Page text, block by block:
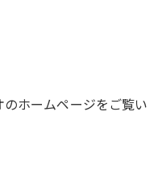
ホームページをご覧い